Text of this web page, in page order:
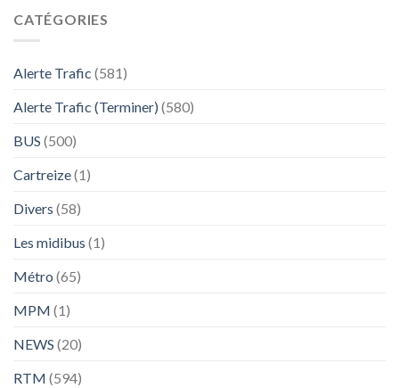
CATÉGORIES
Alerte Trafic (581)
Alerte Trafic (Terminer) (580)
BUS (500)
Cartreize(1)
Divers (58)
Les midibus (1)
Métro (65)
MPM (1)
NEWS (20)
RTM (594)